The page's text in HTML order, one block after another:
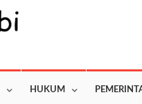
HUKUM